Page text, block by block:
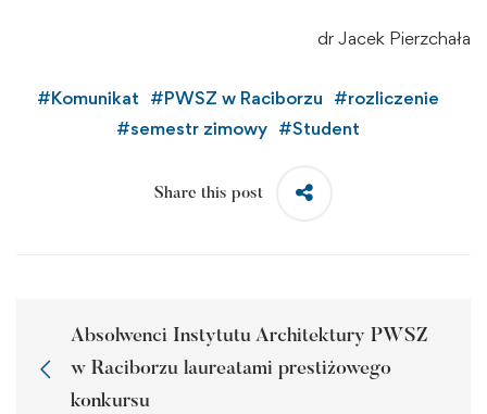
dr Jacek Pierzchała
#Komunikat #PWSZ w Raciborzu #rozliczenie
#semestr zimowy #Student
Share this post
Absolwenci Instytutu Architektury PWSZ
w Raciborzu laureatami prestiżowego
konkursu